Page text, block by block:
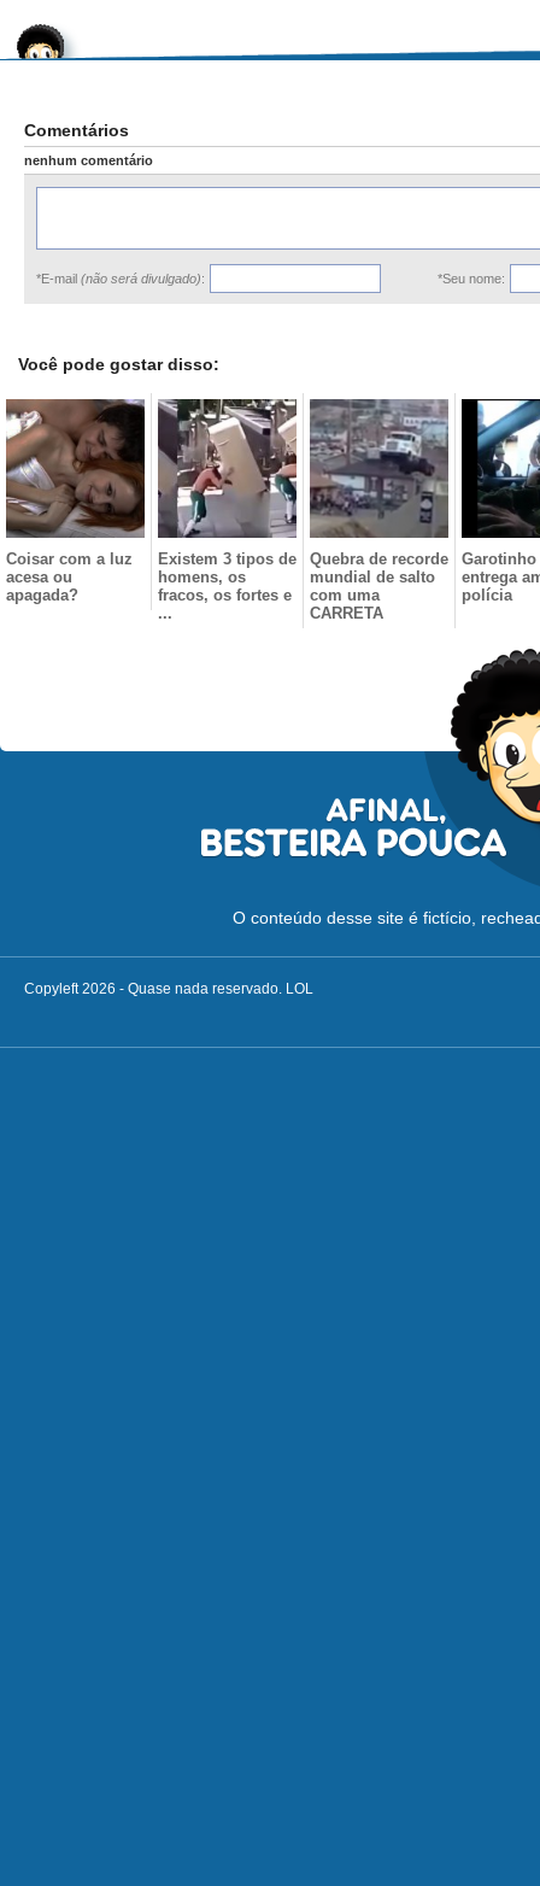
Comentários
nenhum comentário
*E-mail (não será divulgado): *Seu nome:
Você pode gostar disso:
Coisar com a luz
acesa ou
apagada?
Existem 3 tipos de
homens, os
fracos, os fortes e
...
Quebra de recorde
mundial de salto
com uma
CARRETA
Garotinho
entrega
polícia
O conteúdo desse site é fictício,
Copyleft 2026 - Quase nada reservado. LOL